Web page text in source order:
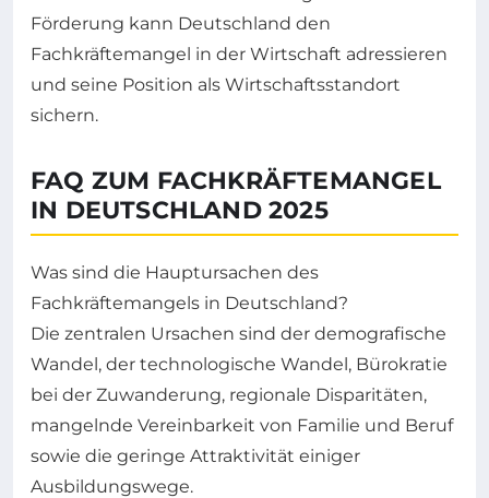
Förderung kann Deutschland den
Fachkräftemangel in der Wirtschaft adressieren
und seine Position als Wirtschaftsstandort
sichern.
FAQ ZUM FACHKRÄFTEMANGEL
IN DEUTSCHLAND 2025
Was sind die Hauptursachen des
Fachkräftemangels in Deutschland?
Die zentralen Ursachen sind der demografische
Wandel, der technologische Wandel, Bürokratie
bei der Zuwanderung, regionale Disparitäten,
mangelnde Vereinbarkeit von Familie und Beruf
sowie die geringe Attraktivität einiger
Ausbildungswege.